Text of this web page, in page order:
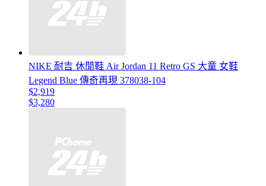
NIKE 耐吉 休閒鞋 Air Jordan 11 Retro GS 大童 女鞋
Legend Blue 傳奇再現 378038-104
$2,919
$3,280